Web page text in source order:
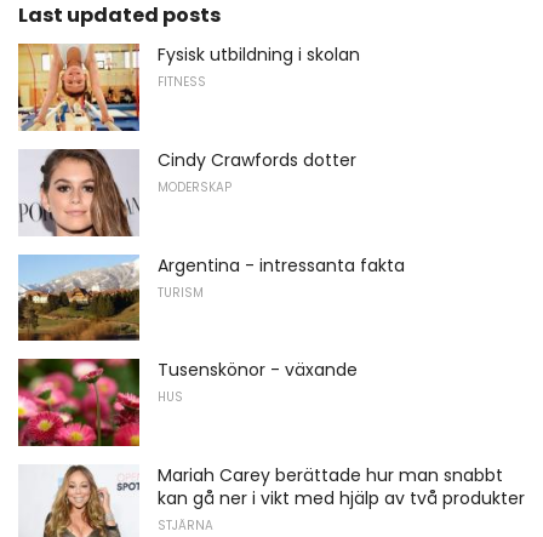
Last updated posts
Fysisk utbildning i skolan
FITNESS
Cindy Crawfords dotter
MODERSKAP
Argentina - intressanta fakta
TURISM
Tusenskönor - växande
HUS
Mariah Carey berättade hur man snabbt
kan gå ner i vikt med hjälp av två produkter
STJÄRNA